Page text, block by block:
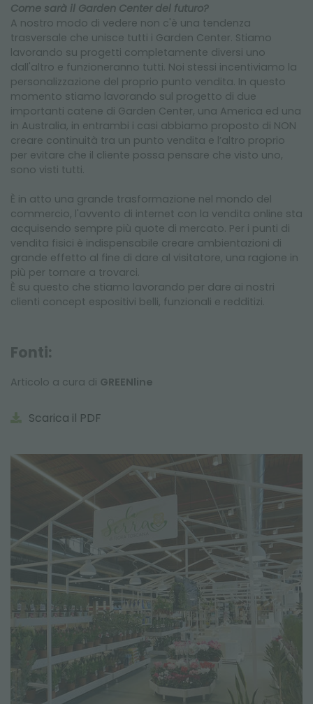
Come sarà il Garden Center del futuro?
A nostro modo di vedere non c'è una tendenza
trasversale che unisce tutti i Garden Center. Stiamo
lavorando su progetti completamente diversi uno
dall'altro e funzioneranno tutti. Noi stessi incentiviamo la
personalizzazione del proprio punto vendita. In questo
momento stiamo lavorando sul progetto di due
importanti catene di Garden Center, una America ed una
in Australia, in entrambi i casi abbiamo proposto di NON
creare continuità tra un punto vendita e l’altro proprio
per evitare che il cliente possa pensare che visto uno,
sono visti tutti.
È in atto una grande trasformazione nel mondo del
commercio, l'avvento di internet con la vendita online sta
acquisendo sempre più quote di mercato. Per i punti di
vendita fisici è indispensabile creare ambientazioni di
grande effetto al fine di dare al visitatore, una ragione in
più per tornare a trovarci.
È su questo che stiamo lavorando per dare ai nostri
clienti concept espositivi belli, funzionali e redditizi.
Fonti:
Articolo a cura di GREENline
Scarica il PDF